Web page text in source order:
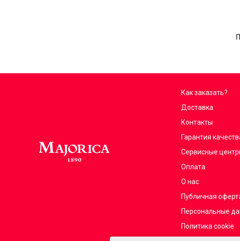
Как заказать?
Доставка
Контакты
Гарантия
Сервисные
Оплата
О нас
Публичная
Персональные
Политика cookie